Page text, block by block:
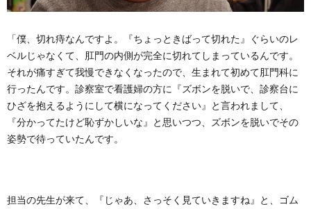
「僕、切れ痔なんですよ。『ちょっときばって切れた』ぐらいのレ
ベルじゃなくて、肛門の内側が完全に切れてしまっているんです。
それが痛すぎて我慢できなくなったので、生まれて初めて肛門科に
行ったんです。診察室で看護婦の方に『ズボンを脱いで、診察台に
ひざを抱えるようにして横になってください』と言われまして、
『分かってたけど恥ずかしいな』と思いつつ、ズボンを脱いでその
姿勢で待っていたんです。
担当の先生が来て、『じゃあ、さっそく見ていきますね』と、ゴム